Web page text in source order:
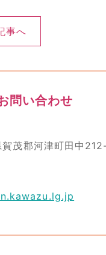
事へ
問い合わせ
茂郡河津町田中